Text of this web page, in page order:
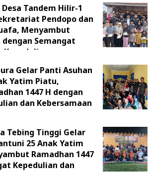
Tandem Hilir-1
Pendopo dan
Menyambut
dengan Semangat
Gelar Panti Asuhan
Yatim Piatu,
1447 H dengan
dan Kebersamaan
Tebing Tinggi Gelar
25 Anak Yatim
Ramadhan 1447
Kepedulian dan